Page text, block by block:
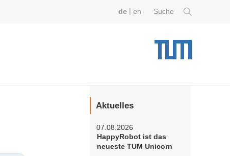
Suche
de en
Aktuelles
07.08.2026
HappyRobot ist das
neueste TUM Unicorn